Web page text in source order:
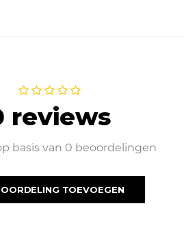
reviews
basis van 0 beoordelingen
TOEVOEGEN